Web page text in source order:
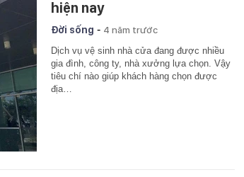
hiện nay
Đời sống - 4 năm trước
Dịch vụ vệ sinh nhà cửa đang được nhiều
gia đình, công ty, nhà xưởng lựa chọn. Vậy
tiêu chí nào giúp khách hàng chọn được
địa…